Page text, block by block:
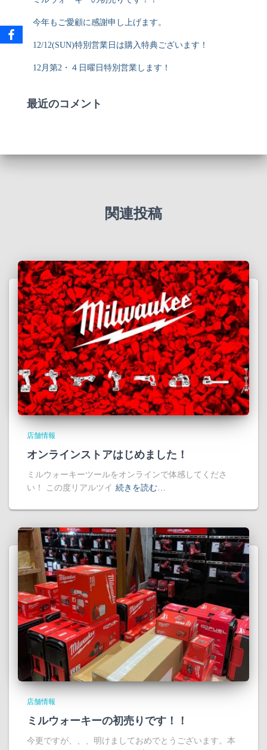
今年もご愛顧に感謝申し上げます。
12/12(SUN)特別営業日は購入特典ございます！
12月第2・４日曜日特別営業します！
最近のコメント
関連投稿
店舗情報
オンラインストアはじめました！
ミルウォーキーツールをオンラインで体感してくださ
い！ この度リアルツイ 続きを読む…
店舗情報
ミルウォーキーの初売りです！！
今更ですが、、、明けましておめでとうございます。本